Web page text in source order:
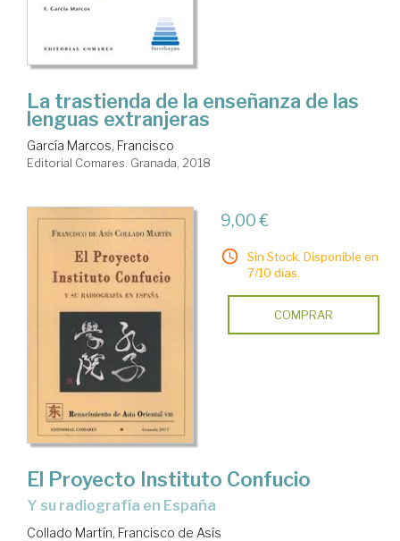
La trastienda de la enseñanza de las
lenguas extranjeras
García Marcos, Francisco
Editorial Comares. Granada, 2018
9,00 €
Sin Stock. Disponible en
7/10 días.
COMPRAR
El Proyecto Instituto Confucio
y su radiografía en España
Collado Martín, Francisco de Asís